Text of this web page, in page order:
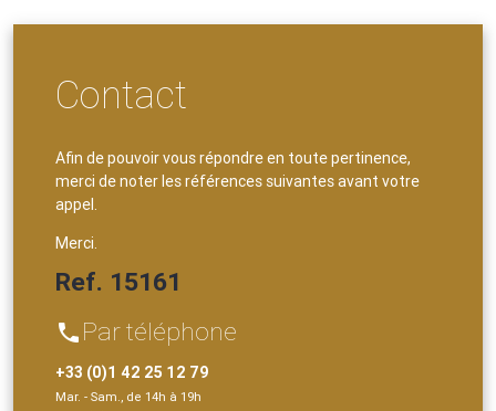
Contact
Afin de pouvoir vous répondre en toute pertinence,
merci de noter les références suivantes avant votre
appel.
Merci.
Ref. 15161
phone Par téléphone
+33 (0)1 42 25 12 79
Mar. - Sam., de 14h à 19h